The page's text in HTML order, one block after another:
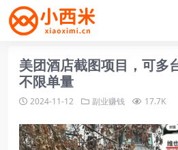
美团酒店截图项目，可多
不限单量
2024-11-12 副业赚钱 17.7K